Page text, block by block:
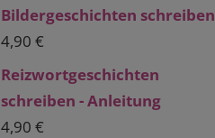
Bildergeschichten schreiben
4,90€
Reizwortgeschichten
schreiben - Anleitung
4,90€